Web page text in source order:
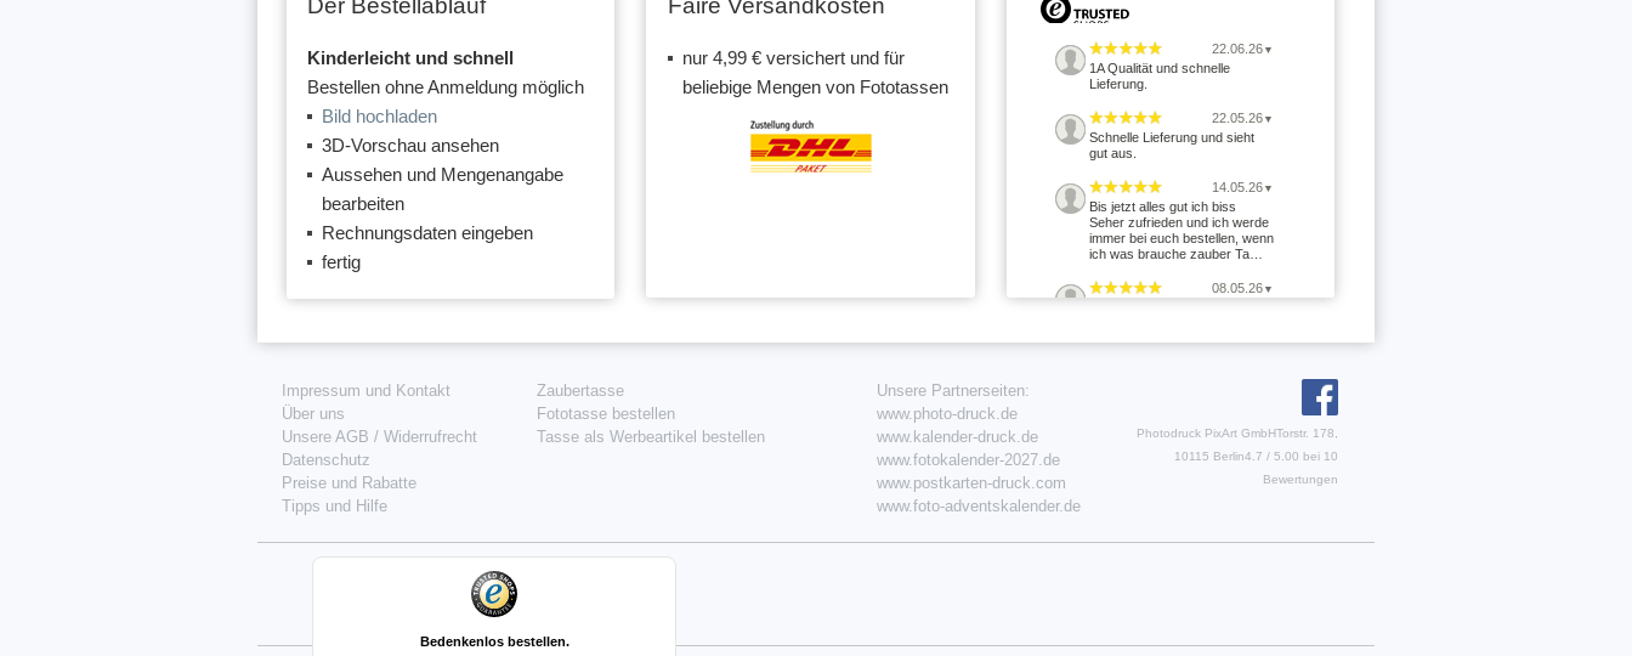
Der Bestellablauf
Kinderleicht und schnell
Bestellen ohne Anmeldung möglich
Bild hochladen
3D-Vorschau ansehen
Aussehen und Mengenangabe
bearbeiten
Rechnungsdaten eingeben
fertig
Faire Versandkosten
nur 4,99 € versichert und für
beliebige Mengen von Fototassen
22.06.26 ▼
1A Qualität und schnelle
Lieferung.
22.05.26 ▼
Schnelle Lieferung und sieht
gut aus.
14.05.26 ▼
Bis jetzt alles gut ich biss
Seher zufrieden und ich werde
immer bei euch bestellen, wenn
ich was brauche zauber Ta…
08.05.26 ▼
Nachdem zunächst keine Info
Hier werden alle Hebel in
Bewegung gesetzt um kurz vor
Impressum und Kontakt
Über uns
Unsere AGB / Widerrufrecht
Datenschutz
Preise und Rabatte
Tipps und Hilfe
Zaubertasse
Fototasse bestellen
Tasse als Werbeartikel bestellen
Unsere Partnerseiten:
www.photo-druck.de
www.kalender-druck.de
www.fotokalender-2027.de
www.postkarten-druck.com
www.foto-adventskalender.de
Photodruck PixArt GmbHTorstr. 178,
10115 Berlin4.7 / 5.00 bei 10
Bewertungen